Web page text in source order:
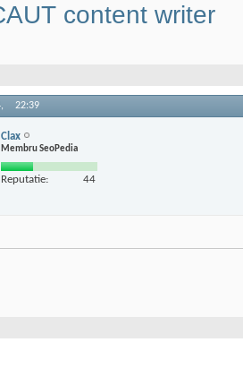
content writer
22:39
Clax
Membru SeoPedia
Reputatie: 44